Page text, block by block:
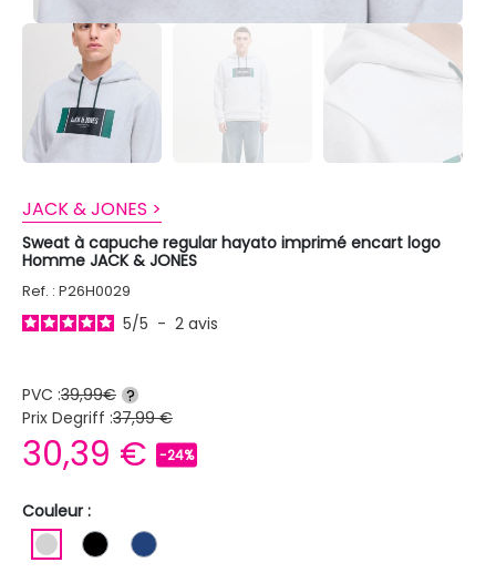
JACK & JONES >
Sweat à capuche regular hayato imprimé encart logo
Homme JACK & JONES
Ref. : P26H0029
5/5 - 2 avis
PVC :39,99€ ?
Prix Degriff :37,99 €
30,39 € -24%
Couleur :
GRIS CLAIR
NOIR BLEU FONCE